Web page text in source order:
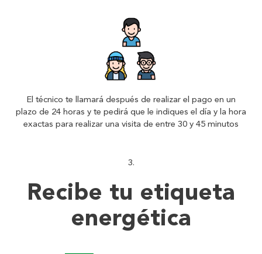
El técnico te llamará después de realizar el pago en un
plazo de 24 horas y te pedirá que le indiques el día y la hora
exactas para realizar una visita de entre 30 y 45 minutos
Recibe tu etiqueta
energética